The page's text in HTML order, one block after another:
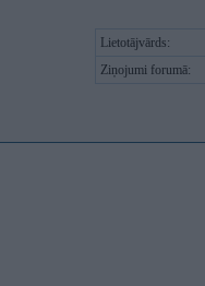
Lietotājvārds:
Ziņojumi forumā: